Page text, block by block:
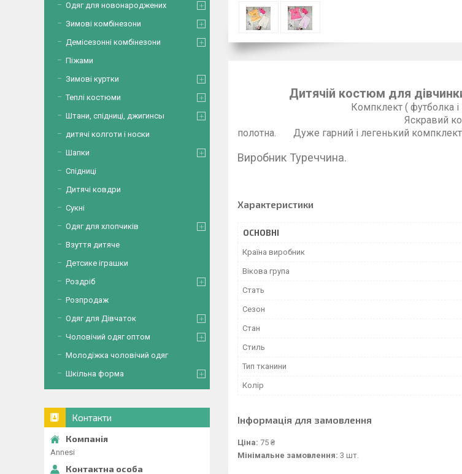
Дитячій костюм для
Компклект (
Яскравий костюм складаеться
полотна. Дуже гарний і легенький
Виробник Туреччина.
Характеристики
ОСНОВНІ
Країна виробник
Вікова група
Стать
Сезон
Стан
Стиль
Тип тканини
Колір
Інформація для замовлення
Ціна: 75 ₴
Мінімальне замовлення: 3 шт.
Одяг для новонароджених
Зимові комбінезони
Демісезонні комбінезони
Піжами
Зимові куртки
Теплі костюми
Штани, спідниці, джигинсы
дитячі колготи і носки
Шапки
Спідниці
Дитячі ковдри
Сукні
Одяг для хлопчиків
Взуття дитяче
Детсике іграшки
Роздріб
Розпродаж
Одяг для Дівчаток
Чоловічий одяг оптом
Молодіжка чоловічий одяг
Шкільна форма
Контакти
Annesi